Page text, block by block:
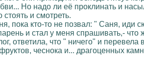
Но надо ли её проклинать и
и смотреть.
пока кто-то не позвал: " Саня, иди
и стал у меня спрашивать,- что
ответила, что " ничего" и
чеснока и... драгоценных